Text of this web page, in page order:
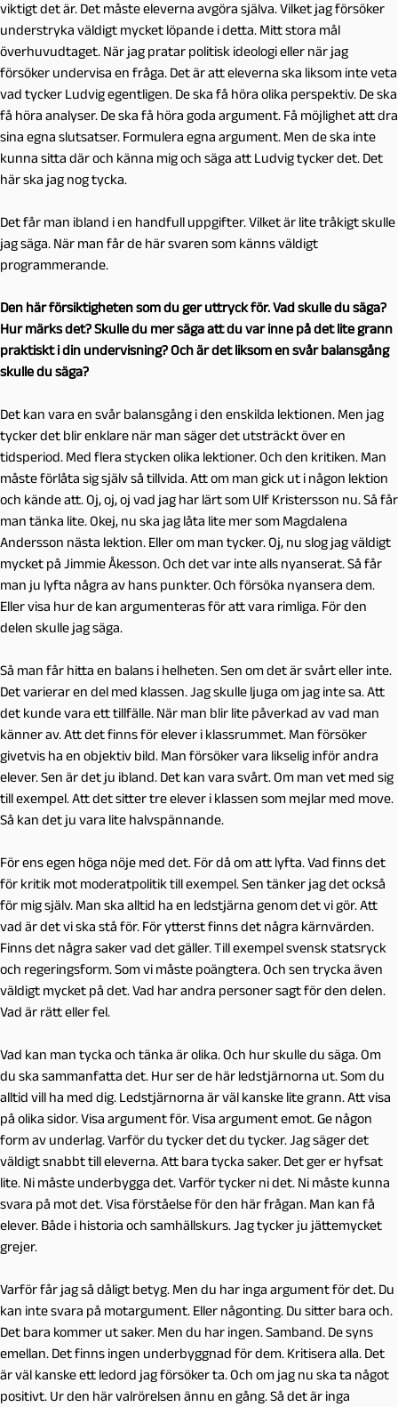
viktigt det är. Det måste eleverna avgöra själva. Vilket jag försöker
understryka väldigt mycket löpande i detta. Mitt stora mål
överhuvudtaget. När jag pratar politisk ideologi eller när jag
försöker undervisa en fråga. Det är att eleverna ska liksom inte veta
vad tycker Ludvig egentligen. De ska få höra olika perspektiv. De ska
få höra analyser. De ska få höra goda argument. Få möjlighet att dra
sina egna slutsatser. Formulera egna argument. Men de ska inte
kunna sitta där och känna mig och säga att Ludvig tycker det. Det
här ska jag nog tycka.
Det får man ibland i en handfull uppgifter. Vilket är lite tråkigt skulle
jag säga. När man får de här svaren som känns väldigt
programmerande.
Den här försiktigheten som du ger uttryck för. Vad skulle du säga?
Hur märks det? Skulle du mer säga att du var inne på det lite grann
praktiskt i din undervisning? Och är det liksom en svår balansgång
skulle du säga?
Det kan vara en svår balansgång i den enskilda lektionen. Men jag
tycker det blir enklare när man säger det utsträckt över en
tidsperiod. Med flera stycken olika lektioner. Och den kritiken. Man
måste förlåta sig själv så tillvida. Att om man gick ut i någon lektion
och kände att. Oj, oj, oj vad jag har lärt som Ulf Kristersson nu. Så får
man tänka lite. Okej, nu ska jag låta lite mer som Magdalena
Andersson nästa lektion. Eller om man tycker. Oj, nu slog jag väldigt
mycket på Jimmie Åkesson. Och det var inte alls nyanserat. Så får
man ju lyfta några av hans punkter. Och försöka nyansera dem.
Eller visa hur de kan argumenteras för att vara rimliga. För den
delen skulle jag säga.
Så man får hitta en balans i helheten. Sen om det är svårt eller inte.
Det varierar en del med klassen. Jag skulle ljuga om jag inte sa. Att
det kunde vara ett tillfälle. När man blir lite påverkad av vad man
känner av. Att det finns för elever i klassrummet. Man försöker
givetvis ha en objektiv bild. Man försöker vara likselig inför andra
elever. Sen är det ju ibland. Det kan vara svårt. Om man vet med sig
till exempel. Att det sitter tre elever i klassen som mejlar med move.
Så kan det ju vara lite halvspännande.
För ens egen höga nöje med det. För då om att lyfta. Vad finns det
för kritik mot moderatpolitik till exempel. Sen tänker jag det också
för mig själv. Man ska alltid ha en ledstjärna genom det vi gör. Att
vad är det vi ska stå för. För ytterst finns det några kärnvärden.
Finns det några saker vad det gäller. Till exempel svensk statsryck
och regeringsform. Som vi måste poängtera. Och sen trycka även
väldigt mycket på det. Vad har andra personer sagt för den delen.
Vad är rätt eller fel.
Vad kan man tycka och tänka är olika. Och hur skulle du säga. Om
du ska sammanfatta det. Hur ser de här ledstjärnorna ut. Som du
alltid vill ha med dig. Ledstjärnorna är väl kanske lite grann. Att visa
på olika sidor. Visa argument för. Visa argument emot. Ge någon
form av underlag. Varför du tycker det du tycker. Jag säger det
väldigt snabbt till eleverna. Att bara tycka saker. Det ger er hyfsat
lite. Ni måste underbygga det. Varför tycker ni det. Ni måste kunna
svara på mot det. Visa förståelse för den här frågan. Man kan få
elever. Både i historia och samhällskurs. Jag tycker ju jättemycket
grejer.
Varför får jag så dåligt betyg. Men du har inga argument för det. Du
kan inte svara på motargument. Eller någonting. Du sitter bara och.
Det bara kommer ut saker. Men du har ingen. Samband. De syns
emellan. Det finns ingen underbyggnad för dem. Kritisera alla. Det
är väl kanske ett ledord jag försöker ta. Och om jag nu ska ta något
positivt. Ur den här valrörelsen ännu en gång. Så det är inga